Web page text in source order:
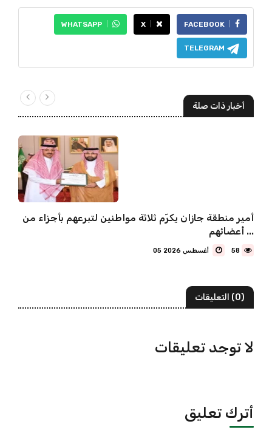
FACEBOOK
X
WHATSAPP
TELEGRAM
أخبار ذات صلة
أمير منطقة جازان يكرّم ثلاثة مواطنين لتبرعهم بأجزاء من
أعضائهم ...
58
(0) التعليقات
لا توجد تعليقات
أترك تعليق